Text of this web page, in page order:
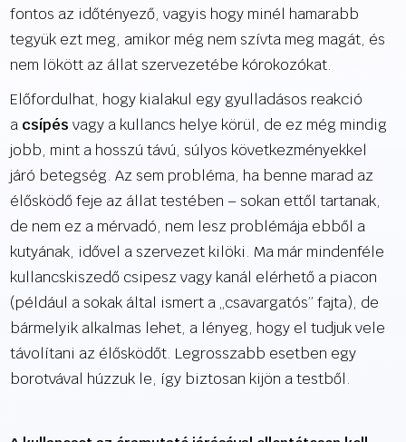
fontos az időtényező, vagyis hogy minél hamarabb
tegyük ezt meg, amikor még nem szívta meg magát, és
nem lökött az állat szervezetébe kórokozókat.
Előfordulhat, hogy kialakul egy gyulladásos reakció
a csípés vagy a kullancs helye körül, de ez még mindig
jobb, mint a hosszú távú, súlyos következményekkel
járó betegség. Az sem probléma, ha benne marad az
élősködő feje az állat testében – sokan ettől tartanak,
de nem ez a mérvadó, nem lesz problémája ebből a
kutyának, idővel a szervezet kilöki. Ma már mindenféle
kullancskiszedő csipesz vagy kanál elérhető a piacon
(például a sokak által ismert a „csavargatós” fajta), de
bármelyik alkalmas lehet, a lényeg, hogy el tudjuk vele
távolítani az élősködőt. Legrosszabb esetben egy
borotvával húzzuk le, így biztosan kijön a testből.